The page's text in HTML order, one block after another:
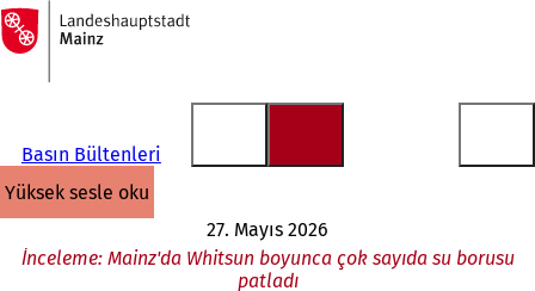
İçeriğe atla
Ana
sayfaya
Basın Bültenleri
yüksek sesle oku
27. Mayıs 2026
İnceleme: Mainz'da Whitsun boyunca çok sayıda su borusu
patladı